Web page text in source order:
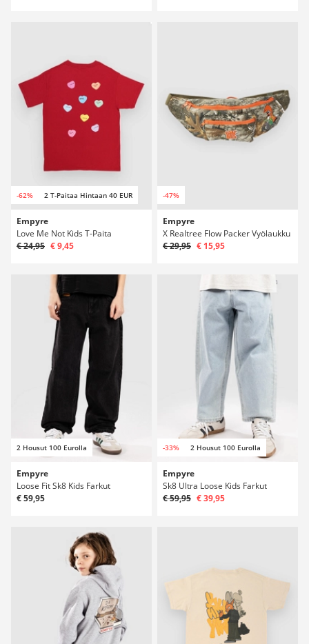
-62% 2 T-Paitaa Hintaan 40 EUR
Empyre
Love Me Not Kids T-Paita
€ 24,95 € 9,45
-47%
Empyre
X Realtree Flow Packer Vyölaukku
€ 29,95 € 15,95
2 Housut 100 Eurolla
Empyre
Loose Fit Sk8 Kids Farkut
€ 59,95
-33% 2 Housut 100 Eurolla
Empyre
Sk8 Ultra Loose Kids Farkut
€ 59,95 € 39,95